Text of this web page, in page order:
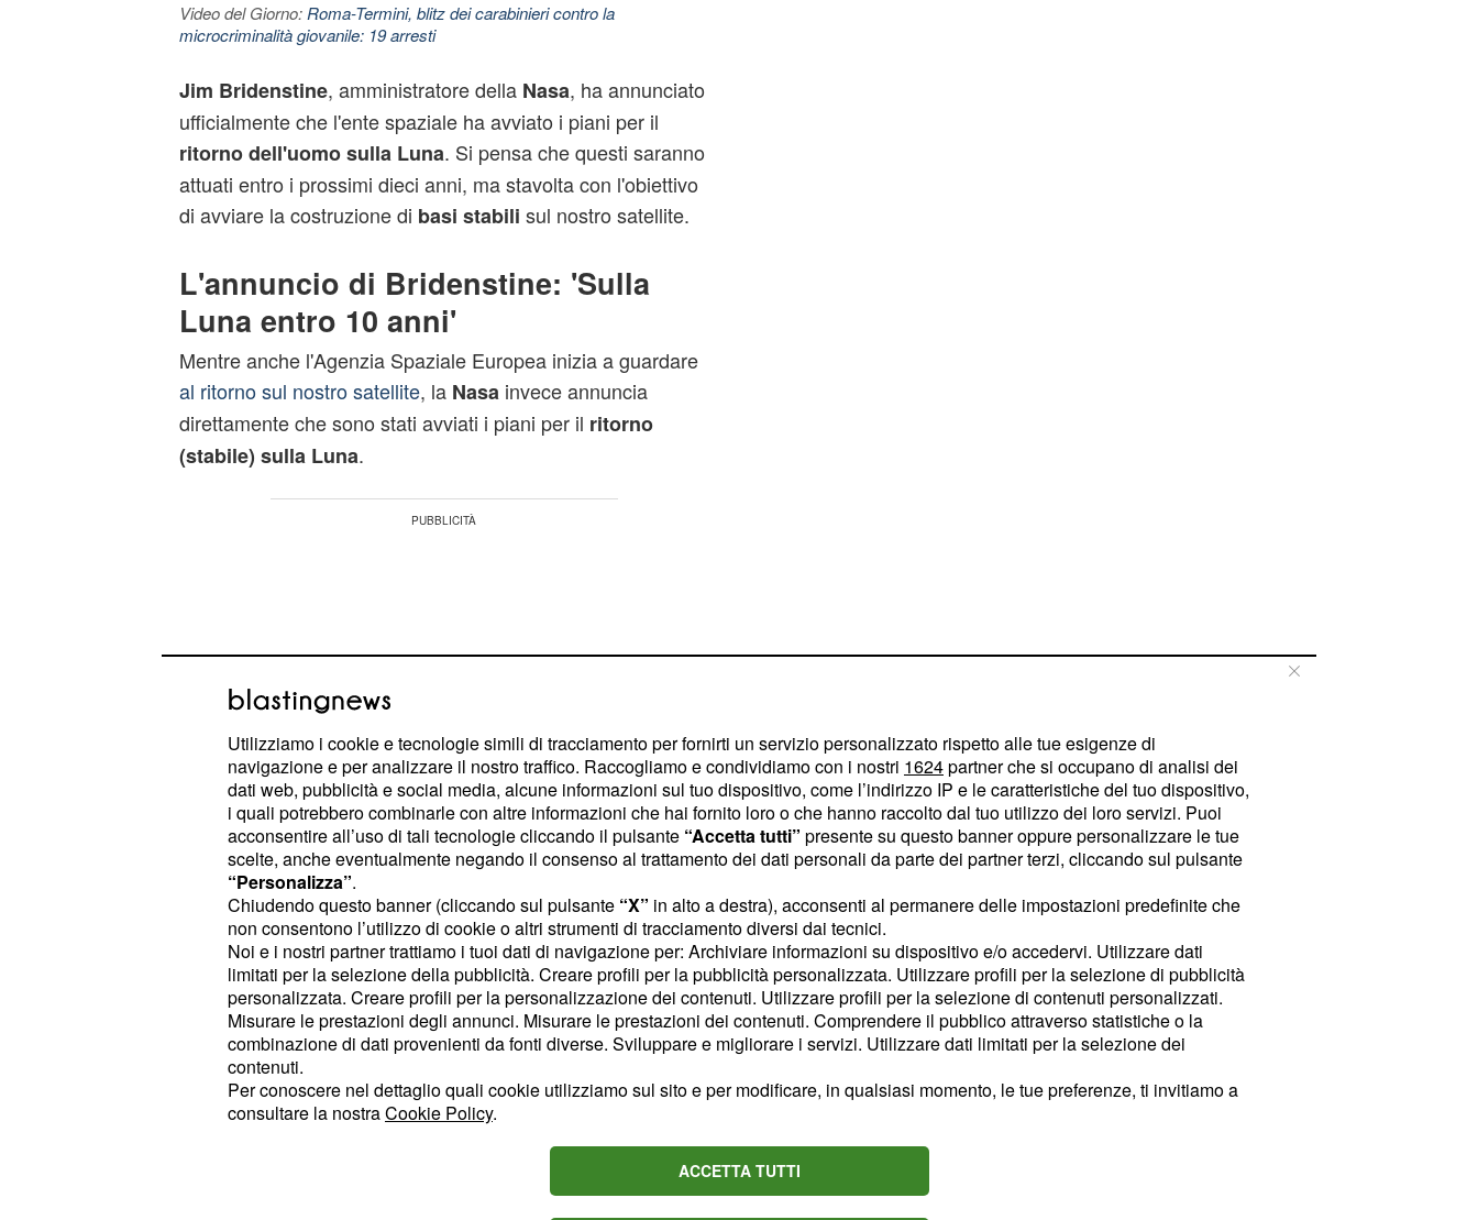
Video del Giorno: Roma-Termini, blitz dei carabinieri contro la
microcriminalità giovanile: 19 arresti
Jim Bridenstine, amministratore della Nasa, ha annunciato
ufficialmente che l'ente spaziale ha avviato i piani per il
ritorno dell'uomo sulla Luna. Si pensa che questi saranno
attuati entro i prossimi dieci anni, ma stavolta con l'obiettivo
di avviare la costruzione di basi stabili sul nostro satellite.
L'annuncio di Bridenstine: 'Sulla
Luna entro 10 anni'
Mentre anche l'Agenzia Spaziale Europea inizia a guardare
al ritorno sul nostro satellite, la Nasa invece annuncia
direttamente che sono stati avviati i piani per il ritorno
(stabile) sulla Luna.
L'amministratore dell'agenzia spaziale, Jim Bridenstine
, ha
dichiarato che entro dieci anni si pensa di poter tornare e,
stavolta, di costruire basi fisse sulla superficie lunare. Per
fare questo ha richiesto il sostegno delle migliori industrie
americane per progettare inuovi lander lunari. Per la
prima volta, dunque, probabilmente ci sarà la partecipazione
anche delle aziende private all'interno del progetto, ed esso
non rimarrà soltanto nelle mani della Nasa, come invece
avveniva in passato. Tutto ciò è un modo anche per
e del Congresso
che avevano chiesto di riportare gli astronauti in orbita.
Utilizziamo i cookie e tecnologie simili di tracciamento per fornirti un servizio personalizzato rispetto alle tue esigenze di
navigazione e per analizzare il nostro traffico. Raccogliamo e condividiamo con i nostri 1624partner che si occupano di analisi dei
dati web, pubblicità e social media, alcune informazioni sul tuo dispositivo, come l’indirizzo IP e le caratteristiche del tuo dispositivo,
i quali potrebbero combinarle con altre informazioni che hai fornito loro o che hanno raccolto dal tuo utilizzo dei loro servizi. Puoi
acconsentire all’uso di tali tecnologie cliccando il pulsante “Accetta tutti” presente su questo banner oppure personalizzare le tue
scelte, anche eventualmente negando il consenso al trattamento dei dati personali da parte dei partner terzi, cliccando sul pulsante
“Personalizza”.
Chiudendo questo banner (cliccando sul pulsante “X” in alto a destra), acconsenti al permanere delle impostazioni predefinite che
non consentono l’utilizzo di cookie o altri strumenti di tracciamento diversi dai tecnici.
Noi e i nostri partner trattiamo i tuoi dati di navigazione per: Archiviare informazioni su dispositivo e/o accedervi. Utilizzare dati
limitati per la selezione della pubblicità. Creare profili per la pubblicità personalizzata. Utilizzare profili per la selezione di pubblicità
personalizzata. Creare profili per la personalizzazione dei contenuti. Utilizzare profili per la selezione di contenuti personalizzati.
Misurare le prestazioni degli annunci. Misurare le prestazioni dei contenuti. Comprendere il pubblico attraverso statistiche o la
combinazione di dati provenienti da fonti diverse. Sviluppare e migliorare i servizi. Utilizzare dati limitati per la selezione dei
contenuti.
Per conoscere nel dettaglio quali cookie utilizziamo sul sito e per modificare, in qualsiasi momento, le tue preferenze, ti invitiamo a
consultare la nostraCookie Policy.
ACCETTA TUTTI